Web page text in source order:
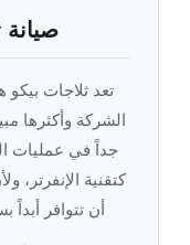
صيانة
تعد ثلاجات بيكو
الشركة وأكثرها
جداً في عمليات
كتقنية الإنفرتر،
أن تتوافر